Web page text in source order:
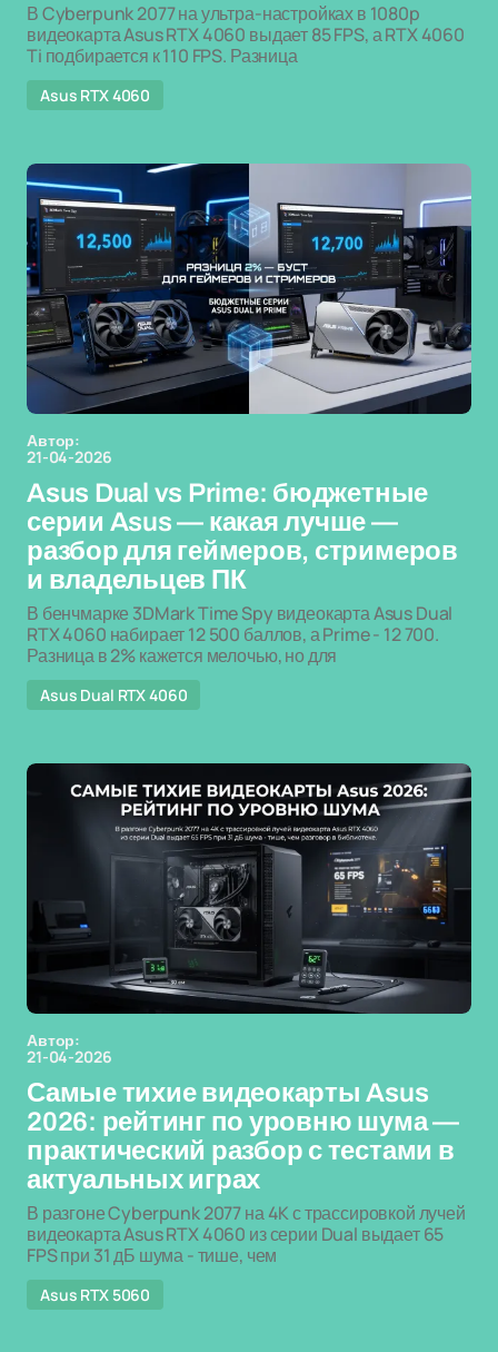
В Cyberpunk 2077 на ультра-настройках в 1080p
видеокарта Asus RTX 4060 выдает 85 FPS, а RTX 4060
Ti подбирается к 110 FPS. Разница
Asus RTX 4060
Автор:
21-04-2026
Asus Dual vs Prime: бюджетные
серии Asus — какая лучше —
разбор для геймеров, стримеров
и владельцев ПК
В бенчмарке 3DMark Time Spy видеокарта Asus Dual
RTX 4060 набирает 12 500 баллов, а Prime - 12 700.
Разница в 2% кажется мелочью, но для
Asus Dual RTX 4060
Автор:
21-04-2026
Самые тихие видеокарты Asus
2026: рейтинг по уровню шума —
практический разбор с тестами в
актуальных играх
В разгоне Cyberpunk 2077 на 4K с трассировкой лучей
видеокарта Asus RTX 4060 из серии Dual выдает 65
FPS при 31 дБ шума - тише, чем
Asus RTX 5060